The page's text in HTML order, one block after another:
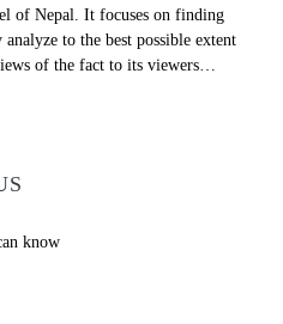
of Nepal. It focuses on finding
to the best possible extent
of the fact to its viewers…
know